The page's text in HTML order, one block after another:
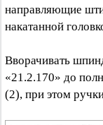
направляющие
накатанной
Вворачивать
«21.2.170» до
(2), при этом